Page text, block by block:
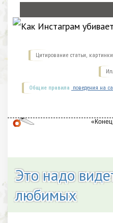
Цитирование статьи,
Общие правила поведения на
Это надо
любимых